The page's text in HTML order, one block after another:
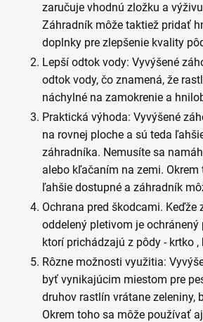
zaručuje vhodnú zložku a
Záhradník môže taktiež pridať
doplnky pre zlepšenie kvality
Lepší odtok vody: Vyvýšené
odtok vody, čo znamená, že
náchylné na zamokrenie a
Praktická výhoda: Vyvýšené
na rovnej ploche a sú teda
záhradníka. Nemusíte sa
alebo kľačaním na zemi.
ľahšie dostupné a záhradník
Ochrana pred škodcami. Keďže
oddelený pletivom je ochránený
ktorí prichádzajú z pôdy - krtko ,
Rôzne možnosti využitia:
byť vynikajúcim miestom pre
druhov rastlín vrátane zeleniny,
Okrem toho sa môže používať